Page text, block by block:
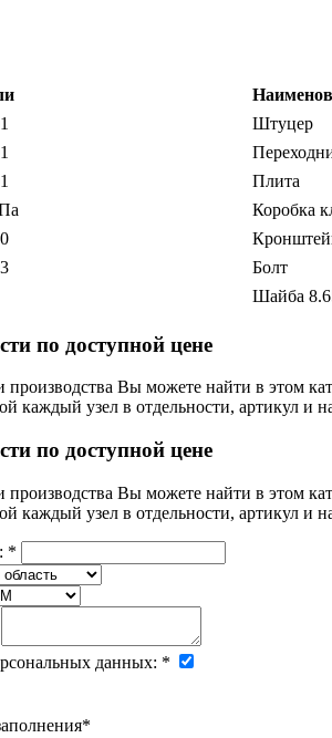
Штуцер
Плита
Коробка
Болт
Шайба
по доступной цене
производства Вы можете найти в этом
каждый узел в отдельности, артикул и
по доступной цене
производства Вы можете найти в этом
каждый узел в отдельности, артикул и
*
данных: *
*